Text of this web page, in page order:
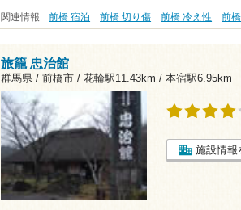
関連情報 前橋 宿泊 前橋 切り傷 前橋 冷え性 前
旅籠 忠治館
群馬県 / 前橋市 / 花輪駅11.43km / 本宿駅6.95km
施設情報